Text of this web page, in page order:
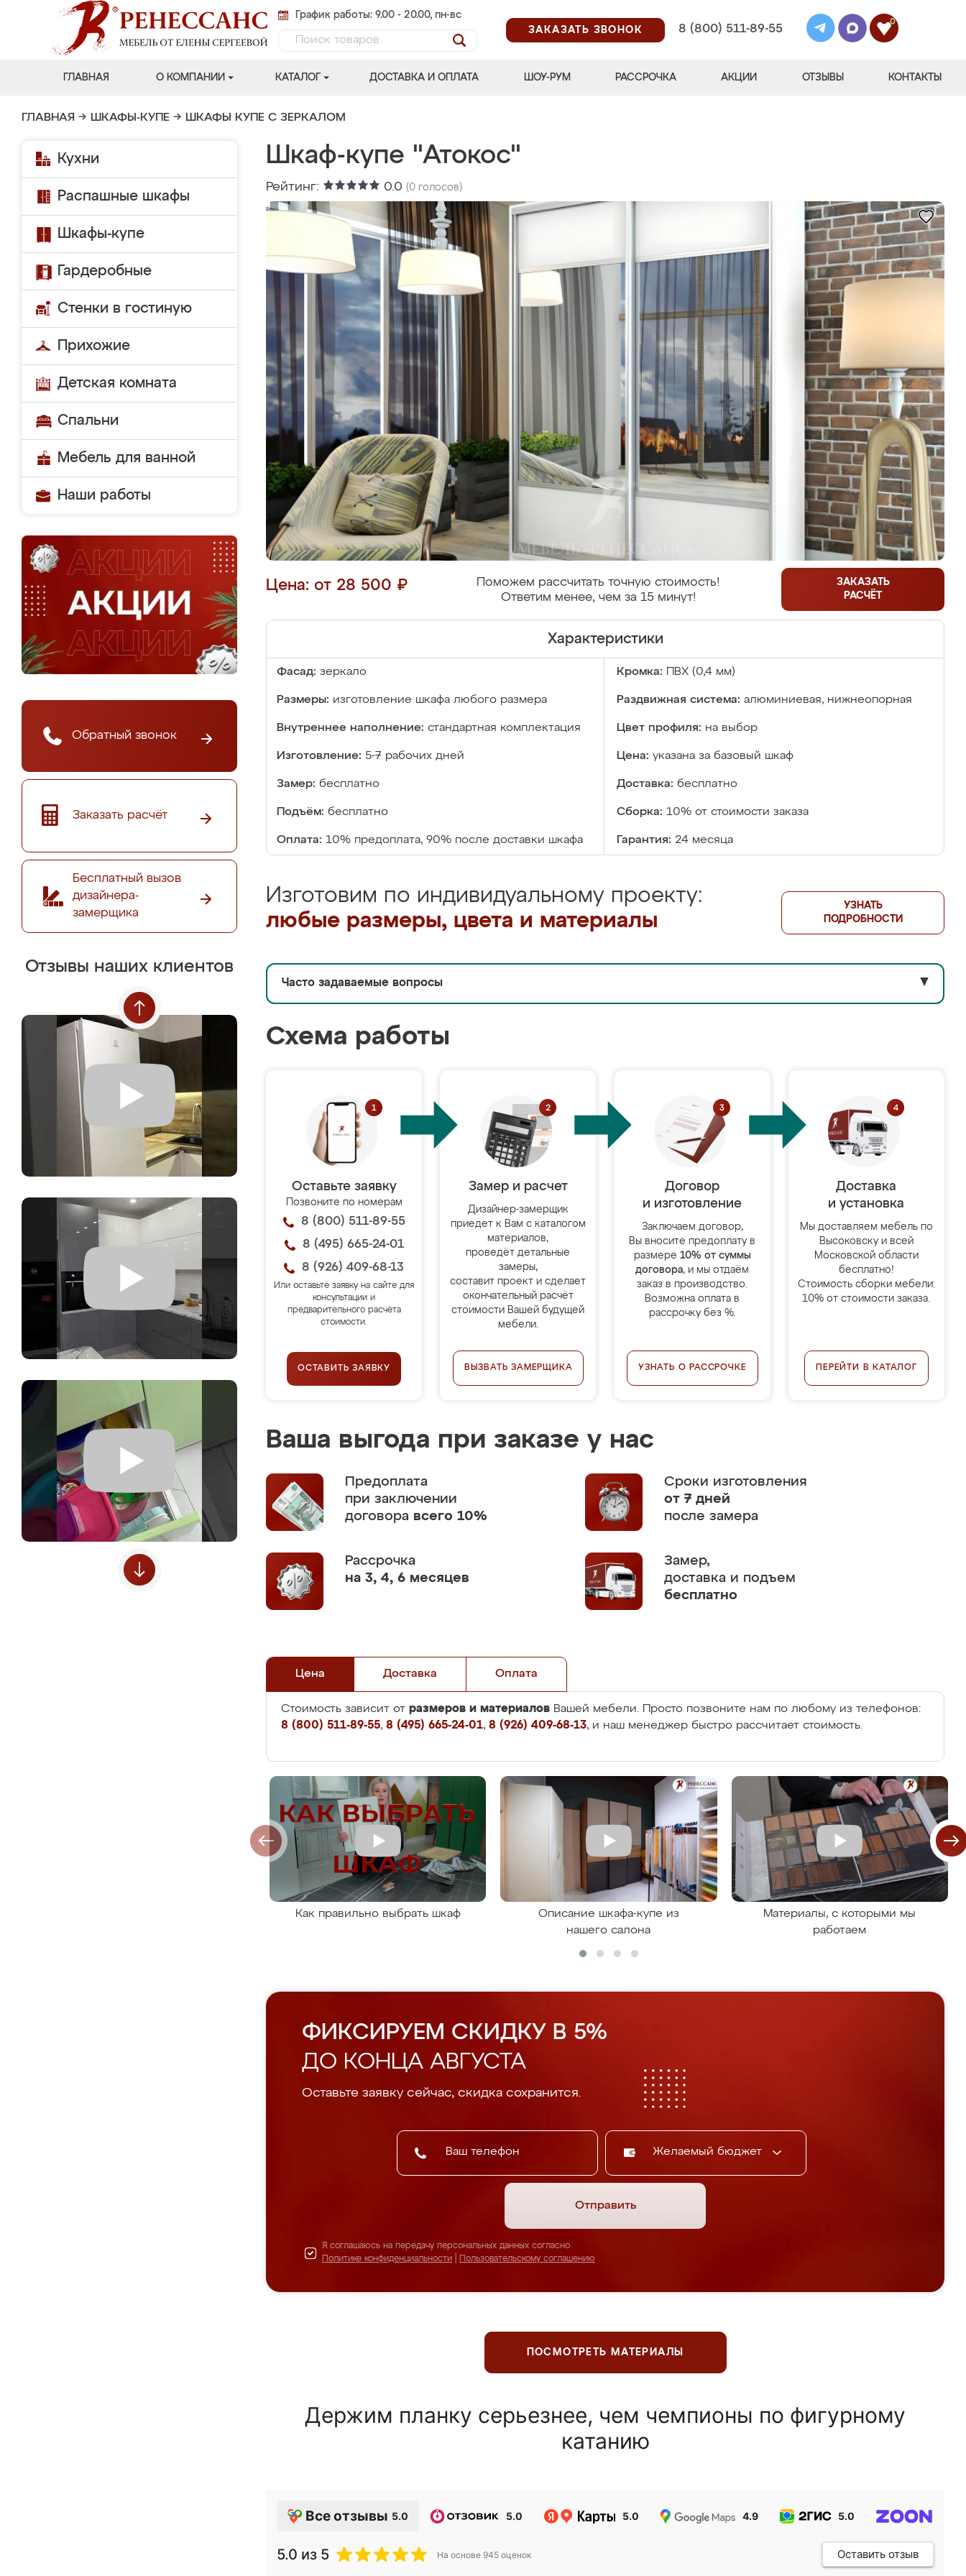
График работы: 9.00 - 20.00, пн-вс
ЗАКАЗАТЬ ЗВОНОК
8 (800) 511-89-55
0
ГЛАВНАЯ О КОМПАНИИ КАТАЛОГ ДОСТАВКА И ОПЛАТА ШОУ-РУМ РАССРОЧКА АКЦИИ ОТЗЫВЫ КОНТАКТЫ
ГЛАВНАЯ → ШКАФЫ-КУПЕ → ШКАФЫ КУПЕ С ЗЕРКАЛОМ
Кухни
Распашные шкафы
Шкафы-купе
Гардеробные
Стенки в гостиную
Прихожие
Детская комната
Спальни
Мебель для ванной
Наши работы
Обратный звонок
Заказать расчёт
Бесплатный вызов
дизайнера-
замерщика
Отзывы наших клиентов
Шкаф-купе "Атокос"
Рейтинг: 0.0 (0 голосов)
Цена: от 28 500 ₽
Поможем рассчитать точную стоимость!
Ответим менее, чем за 15 минут!
ЗАКАЗАТЬ
РАСЧЁТ
Характеристики
Фасад: зеркало Кромка: ПВХ (0,4 мм)
Размеры: изготовление шкафа любого размера Раздвижная система: алюминиевая, нижнеопорная
Внутреннее наполнение: стандартная комплектация Цвет профиля: на выбор
Изготовление: 5-7 рабочих дней Цена: указана за базовый шкаф
Замер: бесплатно Доставка: бесплатно
Подъём: бесплатно Сборка: 10% от стоимости заказа
Оплата: 10% предоплата, 90% после доставки шкафа Гарантия: 24 месяца
Изготовим по индивидуальному проекту:
любые размеры, цвета и материалы
УЗНАТЬ
ПОДРОБНОСТИ
Часто задаваемые вопросы ▼
Схема работы
Оставьте заявку
Позвоните по номерам
8 (800) 511-89-55
8 (495) 665-24-01
8 (926) 409-68-13
Или оставьте заявку на сайте для
консультации и
предварительного расчёта
стоимости.
ОСТАВИТЬ ЗАЯВКУ
Замер и расчет
Дизайнер-замерщик
приедет к Вам с каталогом
материалов,
проведёт детальные
замеры,
составит проект и сделает
окончательный расчёт
стоимости Вашей будущей
мебели.
ВЫЗВАТЬ ЗАМЕРЩИКА
Договор
и изготовление
Заключаем договор,
Вы вносите предоплату в
размере 10% от суммы
договора, и мы отдаём
заказ в производство.
Возможна оплата в
рассрочку без %.
УЗНАТЬ О РАССРОЧКЕ
Доставка
и установка
Мы доставляем мебель по
Высоковску и всей
Московской области
бесплатно!
Стоимость сборки мебели:
10% от стоимости заказа.
ПЕРЕЙТИ В КАТАЛОГ
Ваша выгода при заказе у нас
Предоплата
при заключении
договора всего 10%
Сроки изготовления
от 7 дней
после замера
Рассрочка
на 3, 4, 6 месяцев
Замер,
доставка и подъем
бесплатно
Цена Доставка Оплата
Стоимость зависит от размеров и материалов Вашей мебели. Просто позвоните нам по любому из телефонов:
8 (800) 511-89-55, 8 (495) 665-24-01, 8 (926) 409-68-13, и наш менеджер быстро рассчитает стоимость.
Как правильно выбрать шкаф
Описание шкафа-купе из
нашего салона
Материалы, с которыми мы
работаем
ФИКСИРУЕМ СКИДКУ В 5%
ДО КОНЦА АВГУСТА
Оставьте заявку сейчас, скидка сохранится.
Желаемый бюджет
Отправить
Я соглашаюсь на передачу персональных данных согласно
Политике конфиденциальности
Пользовательскому соглашению
ПОСМОТРЕТЬ МАТЕРИАЛЫ
Держим планку серьезнее, чем чемпионы по фигурному
катанию
Все отзывы 5.0 5.0 5.0 4.9 5.0
5.0 из 5 На основе 945 оценок Оставить отзыв